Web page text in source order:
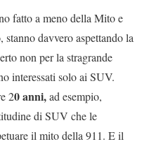
fatto a meno della Mito e
davvero aspettando la
non per la stragrande
interessati solo ai SUV.
20 anni,ad esempio,
di SUV che le
il mito della 911. E il